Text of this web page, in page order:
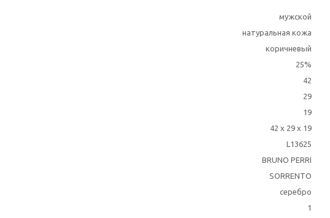
мужской
натуральная кожа
коричневый
25%
42
29
19
42 x 29 x 19
L13625
BRUNO PERRI
SORRENTO
серебро
1